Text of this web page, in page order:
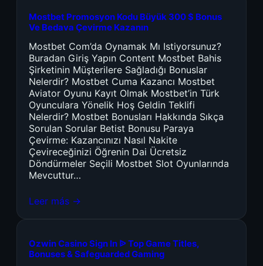
Mostbet Promosyon Kodu Büyük 300 $ Bonus
Ve Bedava Çevirme Kazanın
Mostbet Com’da Oynamak Mı Istiyorsunuz?
Buradan Giriş Yapın Content Mostbet Bahis
Şirketinin Müşterilere Sağladığı Bonuslar
Nelerdir? Mostbet Cuma Kazancı Mostbet
Aviator Oyunu Kayıt Olmak Mostbet’in Türk
Oyunculara Yönelik Hoş Geldin Teklifi
Nelerdir? Mostbet Bonusları Hakkında Sıkça
Sorulan Sorular Betist Bonusu Paraya
Çevirme: Kazancınızı Nasıl Nakite
Çevireceğinizi Öğrenin Dai Ücretsiz
Döndürmeler Seçili Mostbet Slot Oyunlarında
Mevcuttur…
Leer más →
Ozwin Casino Sign In ᐉ Top Game Titles,
Bonuses & Safeguarded Gaming